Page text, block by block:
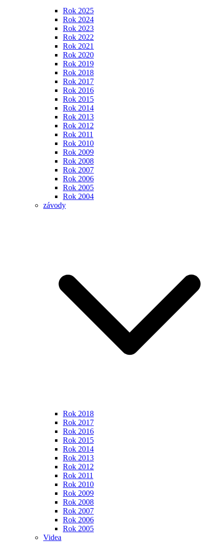
Rok 2025
Rok 2024
Rok 2023
Rok 2022
Rok 2021
Rok 2020
Rok 2019
Rok 2018
Rok 2017
Rok 2016
Rok 2015
Rok 2014
Rok 2013
Rok 2012
Rok 2011
Rok 2010
Rok 2009
Rok 2008
Rok 2007
Rok 2006
Rok 2005
Rok 2004
závody
Rok 2018
Rok 2017
Rok 2016
Rok 2015
Rok 2014
Rok 2013
Rok 2012
Rok 2011
Rok 2010
Rok 2009
Rok 2008
Rok 2007
Rok 2006
Rok 2005
Videa